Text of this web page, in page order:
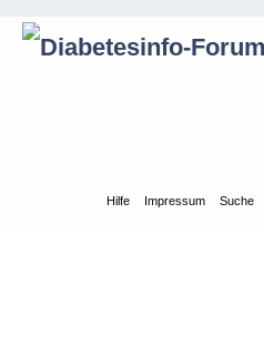
Hilfe Impressum Suche